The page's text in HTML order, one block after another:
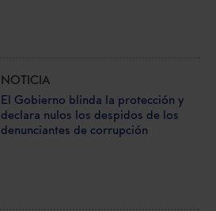
NOTICIA
El Gobierno blinda la protección y
declara nulos los despidos de los
denunciantes de corrupción